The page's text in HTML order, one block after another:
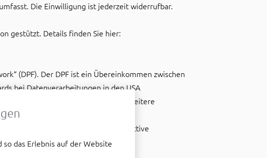
Die Einwilligung ist jederzeit widerrufbar.
gestützt. Details finden Sie hier:
(DPF). Der DPF ist ein Übereinkommen zwischen
bei Datenverarbeitungen in den USA
einzuhalten. Weitere
das Erlebnis auf der Website